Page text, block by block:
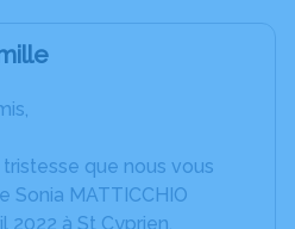
tristesse que nous vous
Sonia MATTICCHIO
2022 à St Cyprien.